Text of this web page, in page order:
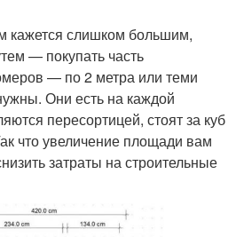
кажется слишком большим,
— покупать часть
— по 2 метра или теми
Они есть на каждой
пересортицей, стоят за куб
что увеличение площади вам
затраты на строительные